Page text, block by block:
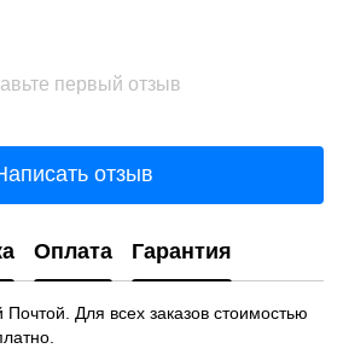
первый отзыв
отзыв
Оплата Гарантия
Почтой. Для всех заказов стоимостью